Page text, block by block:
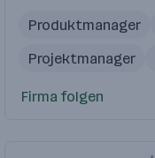
Produktmanager
Projektmanager
Controller
Firma folgen